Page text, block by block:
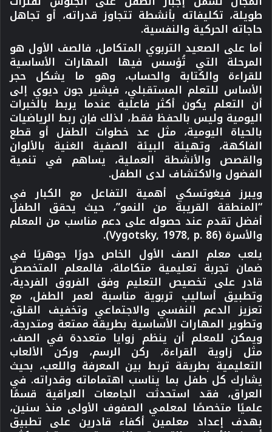
طويلة، تكليفاته بأنشطة تتجاوز قدراته، أو تجاهل
حاجاته الحركية والنفسية.
أما على الصعيد التربوي المتكامل، فالصف الأول هو
المرحلة التي تُؤسس فيها المهارات الأساسية
للقراءة والكتابة والحساب، وهو ما يشكل حجر
الأساس للتعلم المستقبلي، فيشير جون ديوي إلى
أن التعلم يكون أكثر فاعلية عندما يربط بالخبرات
اليومية وليس بالحفظ فقط، لذلك فإن ربط الرياضيات
بالحياة اليومية، مثل عد خطوات الطفل أو قطع
الفاكهة، وتهيئة البيئة الصفية الغنية بالألوان
والقصص والأنشطة العملية، يساهم في تنمية
الفضول والاكتشاف لدى الطفل.
ويبرز فيغوتسكي أهمية التفاعل مع الكبار في
“المنطقة القريبة من النمو”، حيث يحقق الطفل
أفضل تقدم عند حصوله على دعم مناسب من المعلم
والأسرة (Vygotsky, 1978, p. 86).
يلعب معلم الصف الأول الخاص دورًا جوهريًا في
ضمان تجربة تعليمية متكاملة، فالمعلم المتخصص
قادر على تخصيص التعليم وفق الفروق الفردية،
وتطبيق أساليب تربوية مناسبة لعمر الطفل، مع
تعزيز الدعم النفسي والاجتماعي وتخفيف القلق،
وتطوير المهارات الأساسية بطريقة ممتعة ومتدرجة،
ويمكن للمعلم أن ينظم زوايا متعددة في الصف،
مثل زاوية القراءة، ركن الرسم، وركن الألعاب
التعليمية بطريقة تربط بين المعرفة واللعب، بحيث
يشارك كل طفل بما يناسب اهتماماته وقدراته. في
العراق، فقد استحدثت الجامعات العراقية قسمًا
علميًا متخصصًا لمعلمي الصفوف الأولى منذ سنين،
بهدف إعداد معلمين أكفاء قادرين على تطبيق